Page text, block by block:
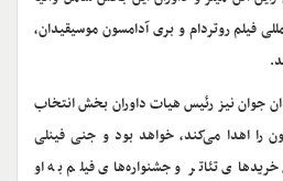
فیلم روتردام و بری آدامسون موسیقیدان،
جوان نیز رئیس هیات داوران بخش انتخاب
را اهدا می‌کند، خواهد بود و جنی فینلی
تئاتر و جشنواره‌های فیلم به او